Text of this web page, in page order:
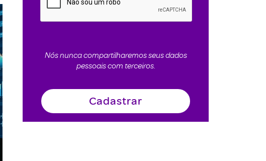
Nós nunca compartilharemos seus dados
pessoais com terceiros.